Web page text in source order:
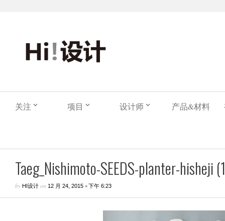
关注 项目 设计师 产品&材料
Taeg_Nishimoto-SEEDS-planter-hisheji
by HI设计 on 12 月 24, 2015 •下午 6:23